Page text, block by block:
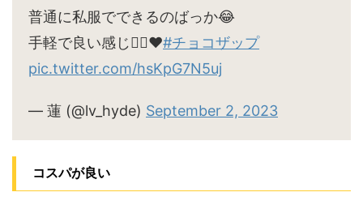
普通に私服でできるのばっか😂
手軽で良い感じ🙆‍♀️♥#チョコザップ
pic.twitter.com/hsKpG7N5uj
— 蓮 (@lv_hyde) September 2, 2023
コスパが良い